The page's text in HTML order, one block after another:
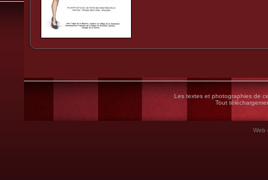
Les textes et photographies de
Tout
Web